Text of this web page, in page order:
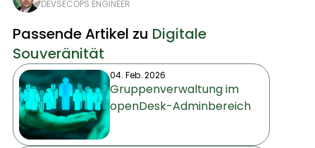
DEVSECOPS ENGINEER
Passende Artikel zu Digitale
Souveränität
04. Feb. 2026
Gruppenverwaltung im
openDesk-Adminbereich